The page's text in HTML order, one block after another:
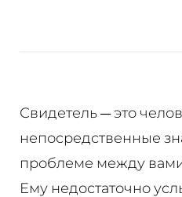
Свидетель — это
непосредственные
проблеме между
Ему недостаточно